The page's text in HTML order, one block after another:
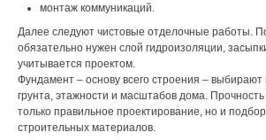
монтаж коммуникаций.
Далее следуют чистовые отделочные работы.
обязательно нужен слой гидроизоляции,
учитывается проектом.
Фундамент – основу всего строения – выбирают
грунта, этажности и масштабов дома. Прочность
только правильное проектирование, но и
строительных материалов.